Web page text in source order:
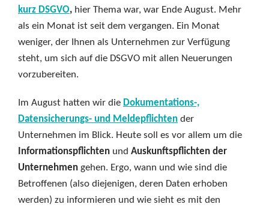
kurz DSGVO, hier Thema war, war Ende August. Mehr
als ein Monat ist seit dem vergangen. Ein Monat
weniger, der Ihnen als Unternehmen zur Verfügung
steht, um sich auf die DSGVO mit allen Neuerungen
vorzubereiten.
Im August hatten wir die Dokumentations-,
Datensicherungs- und Meldepflichten der
Unternehmen im Blick. Heute soll es vor allem um die
Informationspflichten und Auskunftspflichten der
Unternehmen gehen. Ergo, wann und wie sind die
Betroffenen (also diejenigen, deren Daten erhoben
werden) zu informieren und wie sieht es mit den